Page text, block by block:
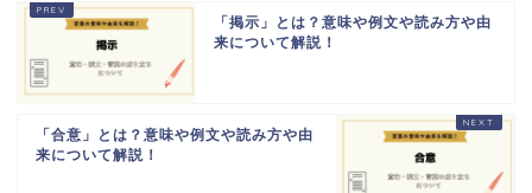
「掲示」とは？意味や例文や読み方や由
来について解説！
「合意」とは？意味や例文や読み方や由
来について解説！